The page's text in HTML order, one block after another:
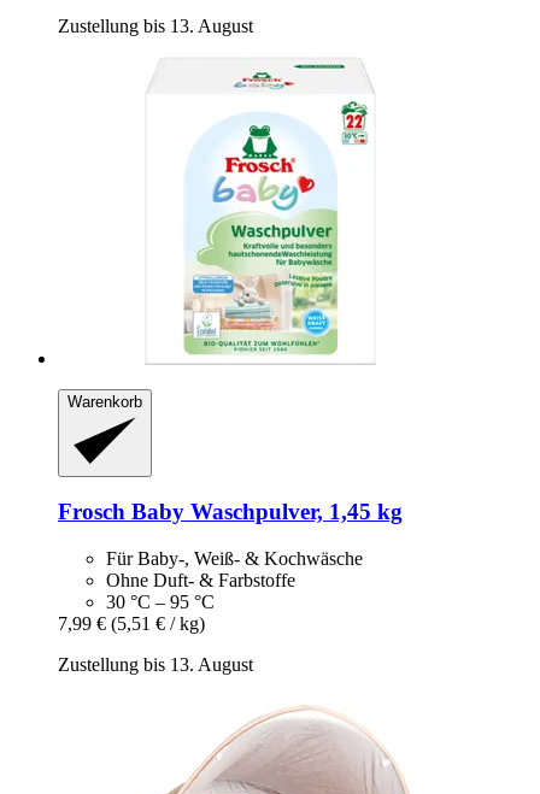
Zustellung bis 13. August
Warenkorb
Frosch Baby Waschpulver, 1,45 kg
Für Baby-, Weiß- & Kochwäsche
Ohne Duft- & Farbstoffe
30 °C – 95 °C
7,99 € (5,51 € / kg)
Zustellung bis 13. August